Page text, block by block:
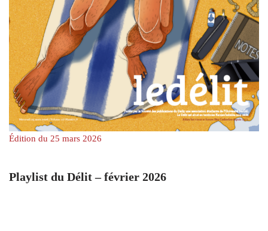
Édition du 25 mars 2026
Playlist du Délit – février 2026